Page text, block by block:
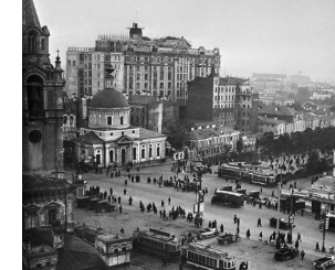
00:00 / 00:00